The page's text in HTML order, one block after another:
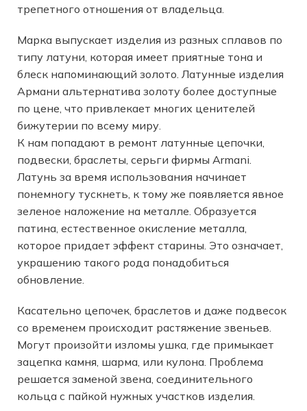
трепетного отношения от владельца.
Марка выпускает изделия из разных сплавов по
типу латуни, которая имеет приятные тона и
блеск напоминающий золото. Латунные изделия
Армани альтернатива золоту более доступные
по цене, что привлекает многих ценителей
бижутерии по всему миру.
К нам попадают в ремонт латунные цепочки,
подвески, браслеты, серьги фирмы Armani.
Латунь за время использования начинает
понемногу тускнеть, к тому же появляется явное
зеленое наложение на металле. Образуется
патина, естественное окисление металла,
которое придает эффект старины. Это означает,
украшению такого рода понадобиться
обновление.
Касательно цепочек, браслетов и даже подвесок
со временем происходит растяжение звеньев.
Могут произойти изломы ушка, где примыкает
зацепка камня, шарма, или кулона. Проблема
решается заменой звена, соединительного
кольца с пайкой нужных участков изделия.